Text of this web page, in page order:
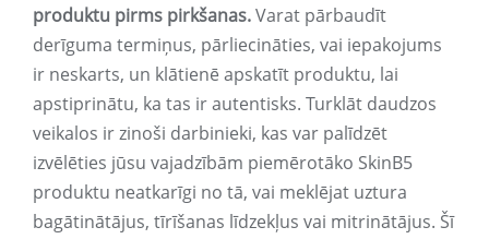
produktu pirms pirkšanas.Varat pārbaudīt
derīguma termiņus, pārliecināties, vai iepakojums
ir neskarts, un klātienē apskatīt produktu, lai
apstiprinātu, ka tas ir autentisks. Turklāt daudzos
veikalos ir zinoši darbinieki, kas var palīdzēt
izvēlēties jūsu vajadzībām piemērotāko SkinB5
produktu neatkarīgi no tā, vai meklējat uztura
bagātinātājus, tīrīšanas līdzekļus vai mitrinātājus. Šī